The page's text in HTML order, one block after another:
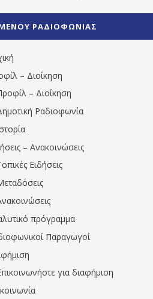
1531194763766854/" artist="" ]
ΡΑΔΙΟΦΩΝΙΑΣ
– Διοίκηση
– Διοίκηση
Ραδιοφωνία
– Ανακοινώσεις
Ειδήσεις
πρόγραμμα
Παραγωγοί
για διαφήμιση